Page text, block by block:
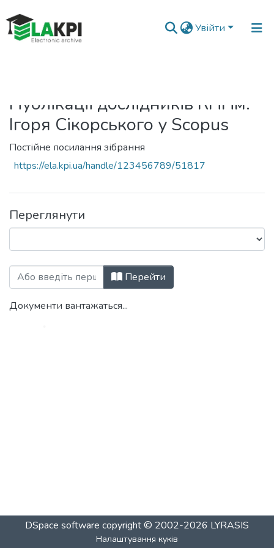
Увійти
Публікації дослідників КПІ ім.
Ігоря Сікорського у Scopus
Постійне посилання зібрання
https://ela.kpi.ua/handle/123456789/51817
Переглянути
Перегляд Публікації дослідників КПІ
Перейти
Документи вантажаться...
DSpace software copyright © 2002-2026 LYRASIS
Налаштування куків